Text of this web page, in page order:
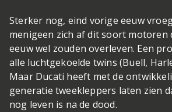
Sterker nog, eind vorige eeuw
menigeen zich af dit soort motoren
eeuw wel zouden overleven. Een
alle luchtgekoelde twins (Buell,
Maar Ducati heeft met de
generatie tweekleppers laten zien
nog leven is na de dood.